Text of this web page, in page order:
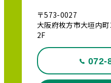
〒573-0027
大阪府枚方市大垣内
2F
072-